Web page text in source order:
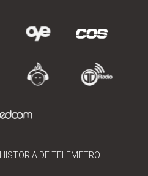
HISTORIA DE TELEMETRO